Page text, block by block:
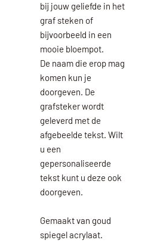
bij jouw geliefde in het
graf steken of
bijvoorbeeld in een
mooie bloempot.
De naam die erop mag
komen kun je
doorgeven. De
grafsteker wordt
geleverd met de
afgebeelde tekst. Wilt
u een
gepersonaliseerde
tekst kunt u deze ook
doorgeven.
Gemaakt van goud
spiegel acrylaat.